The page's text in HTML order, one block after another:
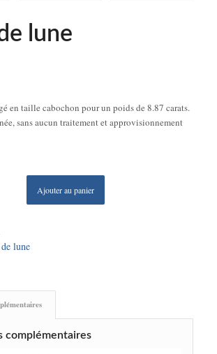
lune
en taille cabochon pour un poids de 8.87 carats.
sans aucun traitement et approvisionnement
Ajouter au panier
lune
complémentaires